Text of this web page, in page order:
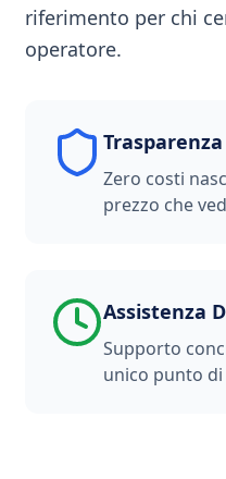
riferimento per chi
operatore.
Zero costi
prezzo che
Assistenza
Supporto
unico punto